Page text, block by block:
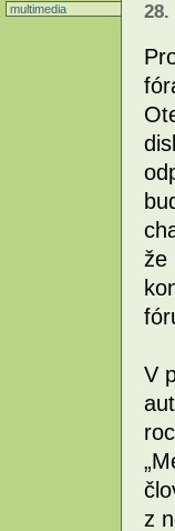
multimedia
28.
že
V
z